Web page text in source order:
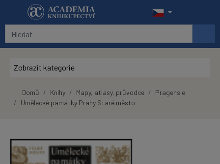
Přeskočit na hlavní obsah
Zobrazit kategorie
Domů Knihy Mapy, atlasy, průvodce
Pragensie
Umělecké památky Prahy Staré město